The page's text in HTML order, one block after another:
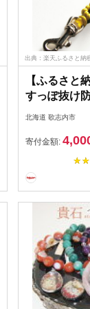
出典：楽天ふるさと納
【ふるさと
すっぽ抜け
ジョイント
海道 歌志内
ズ ハーネス
北海道 歌志内市
寄付金額: